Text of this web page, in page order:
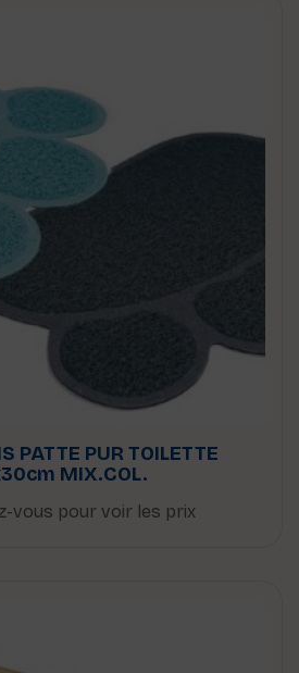
PATTE PUR TOILETTE
MIX.COL.
vous pour voir les prix